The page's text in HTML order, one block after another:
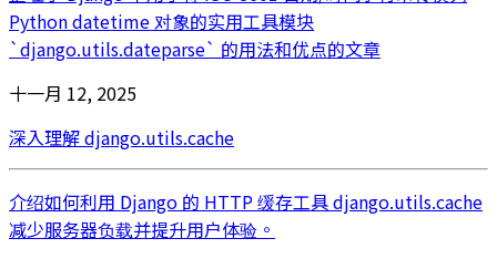
Python datetime 对象的实用工具模块
`django.utils.dateparse` 的用法和优点的文章
十一月 12, 2025
深入理解 django.utils.cache
介绍如何利用 Django 的 HTTP 缓存工具 django.utils.cache
减少服务器负载并提升用户体验。